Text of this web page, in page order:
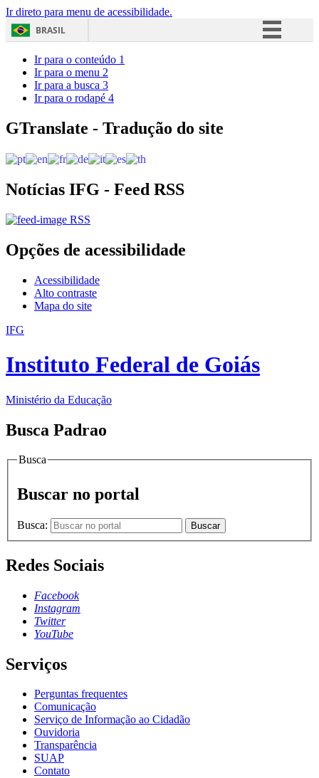
Ir direto para menu de acessibilidade.
BRASIL
Acesso à informação
Ir para o conteúdo 1
Ir para o menu 2
Ir para a busca 3
Ir para o rodapé 4
GTranslate - Tradução do site
Notícias IFG - Feed RSS
RSS
Opções de acessibilidade
Acessibilidade
Alto contraste
Mapa do site
IFG
Instituto Federal de Goiás
Ministério da Educação
Busca Padrao
Busca
Buscar no portal
Busca: Buscar
Redes Sociais
Facebook
Instagram
Twitter
YouTube
Serviços
Perguntas frequentes
Comunicação
Serviço de Informação ao Cidadão
Ouvidoria
Transparência
SUAP
Contato